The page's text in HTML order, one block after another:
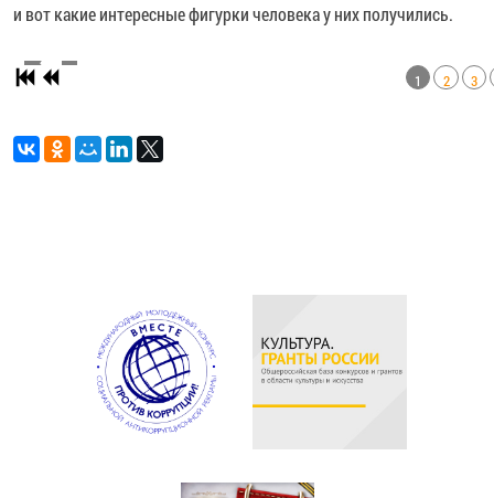
и вот какие интересные фигурки человека у них получились.
1 2 3